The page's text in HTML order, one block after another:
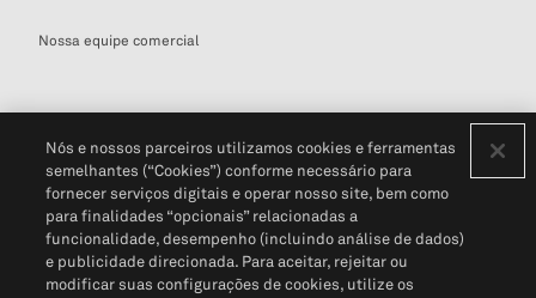
Nossa equipe comercial
Definições de cookies
Disclaimers Legais Termos de Uso Aviso de Cookies
Política de PrivacidadePortal de privacidade do cliente (em inglês)
Não Venda Minhas Informações Pessoais© 2026 S&P Global
Nós e nossos parceiros utilizamos cookies e ferramentas
semelhantes (“Cookies”) conforme necessário para
fornecer serviços digitais e operar nosso site, bem como
para finalidades “opcionais” relacionadas a
funcionalidade, desempenho (incluindo análise de dados)
e publicidade direcionada. Para aceitar, rejeitar ou
modificar suas configurações de cookies, utilize os